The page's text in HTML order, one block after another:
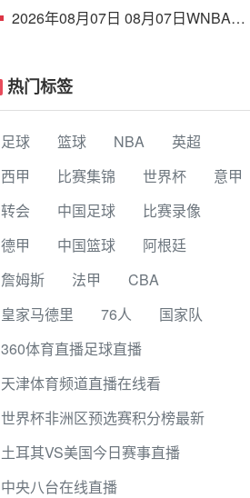
法比奥破门
2026年08月07日 08月07日WNBA常
热门标签
足球 篮球 NBA
英超
西甲
比赛集锦 世界杯
意甲
转会
中国足球
比赛录像
德甲
中国篮球
阿根廷
詹姆斯
法甲
CBA
皇家马德里
76人
国家队
360体育直播足球直播
天津体育频道直播在线看
世界杯非洲区预选赛积分榜最新
土耳其VS美国今日赛事直播
中央八台在线直播